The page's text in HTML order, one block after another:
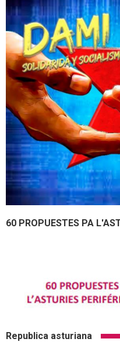
60 PROPUESTES PA
Republica asturiana